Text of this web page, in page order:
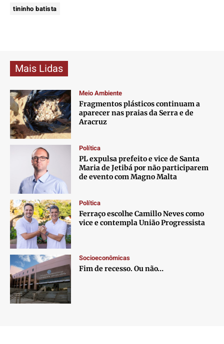
tininho batista
Mais Lidas
Meio Ambiente
Fragmentos plásticos continuam a
aparecer nas praias da Serra e de
Aracruz
Política
PL expulsa prefeito e vice de Santa
Maria de Jetibá por não participarem
de evento com Magno Malta
Política
Ferraço escolhe Camillo Neves como
vice e contempla União Progressista
Socioeconômicas
Fim de recesso. Ou não…